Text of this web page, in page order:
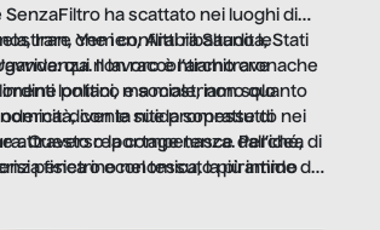
ha scattato nei luoghi di
che i conflitti ribaltano le
Il lavoro è l’architrave
politico e sociale, non solo
diventa nitida soprattutto nei
Questo reportage nasce dall’idea
penetrino nel tessuto più intimo
Iran, Yemen, Arabia Saudita, Stati
qui non raccontiamo cronache
lontani, ma mostriamo quanto
con le sue promesse di
attraverso la competenza. Perché, di
fisica o economica, la piramide del